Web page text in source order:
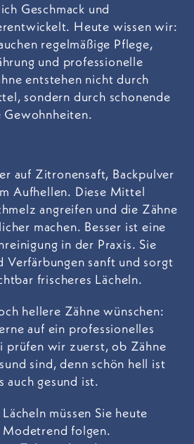
Geschmack und
Heute wissen wir:
regelmäßige Pflege,
und professionelle
entstehen nicht durch
sondern durch schonende
Gewohnheiten.
auf Zitronensaft, Backpulver
Aufhellen. Diese Mittel
angreifen und die Zähne
machen. Besser ist eine
in der Praxis. Sie
Verfärbungen sanft und sorgt
frischeres Lächeln.
hellere Zähne wünschen:
auf ein professionelles
prüfen wir zuerst, ob Zähne
sind, denn schön hell ist
auch gesund ist.
müssen Sie heute
Modetrend folgen.